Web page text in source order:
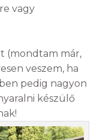
vagy
(mondtam már,
veszem, ha
pedig nagyon
készülő